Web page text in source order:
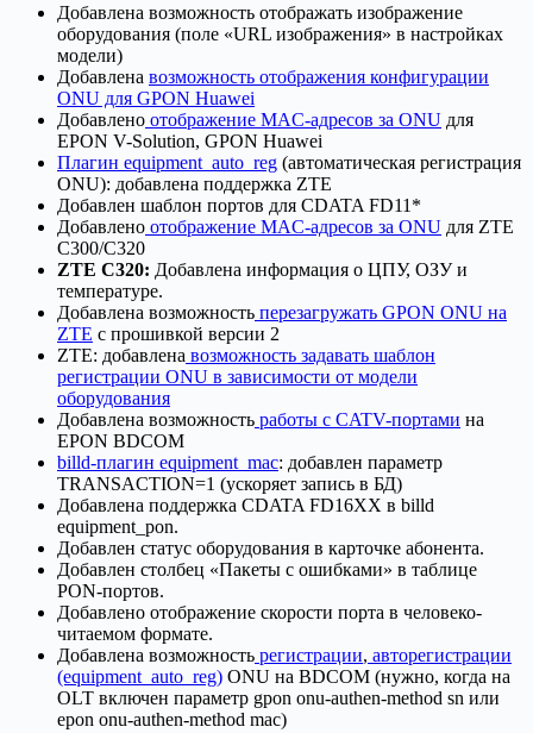
Добавлена возможность отображать изображение
оборудования (поле «URL изображения» в настройках
модели)
Добавлена возможность отображения конфигурации
ONU для GPON Huawei
Добавлено отображение MAC-адресов за ONU для
EPON V-Solution, GPON Huawei
Плагин equipment_auto_reg (автоматическая регистрация
ONU): добавлена поддержка ZTE
Добавлен шаблон портов для CDATA FD11*
Добавлено отображение MAC-адресов за ONU для ZTE
C300/C320
ZTE C320: Добавлена информация о ЦПУ, ОЗУ и
температуре.
Добавлена возможность перезагружать GPON ONU на
ZTE с прошивкой версии 2
ZTE: добавлена возможность задавать шаблон
регистрации ONU в зависимости от модели
оборудования
Добавлена возможность работы с CATV-портами на
EPON BDCOM
billd-плагин equipment_mac: добавлен параметр
TRANSACTION=1 (ускоряет запись в БД)
Добавлена поддержка CDATA FD16XX в billd
equipment_pon.
Добавлен статус оборудования в карточке абонента.
Добавлен столбец «Пакеты с ошибками» в таблице
PON-портов.
Добавлено отображение скорости порта в человеко-
читаемом формате.
Добавлена возможность регистрации, авторегистрации
(equipment_auto_reg) ONU на BDCOM (нужно, когда на
OLT включен параметр gpon onu-authen-method sn или
epon onu-authen-method mac)